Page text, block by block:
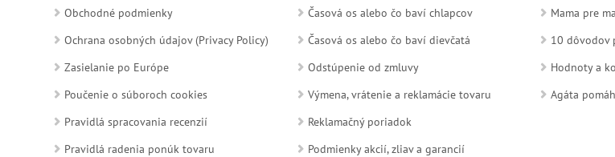
Obchodné podmienky
Ochrana osobných údajov (Privacy Policy)
Zasielanie po Európe
Poučenie o súboroch cookies
Pravidlá spracovania recenzií
Pravidlá radenia ponúk tovaru
Časová os alebo čo baví chlapcov
Časová os alebo čo baví dievčatá
Odstúpenie od zmluvy
Výmena, vrátenie a reklamácie tovaru
Reklamačný poriadok
Podmienky akcií, zliav a garancií
Mama pre
10 dôvodov
Hodnoty a
Agáta